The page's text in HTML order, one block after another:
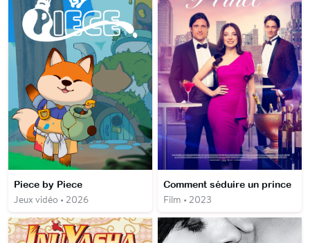
Piece by Piece
Jeux vidéo • 2026
Comment séduire un prince
Film • 2023